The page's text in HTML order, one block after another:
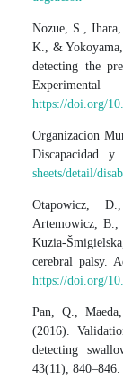
Nozue, S.,
K., &
detecting the
https://doi.org/
Organizacion
Discapacidad y
sheets/detail/
Otapowicz,
Artemowicz,
Kuzia-
cerebral palsy.
https://doi.org/
Pan, Q.,
(2016).
detecting
43(11),